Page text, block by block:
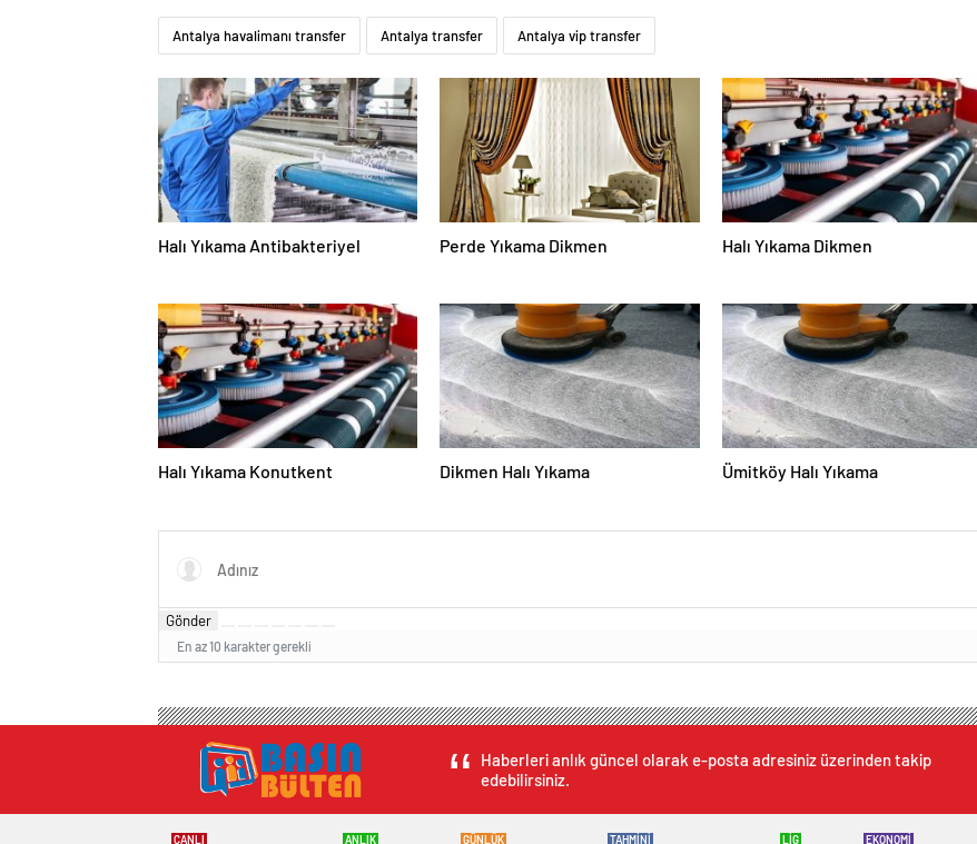
Antalya havalimanı transfer Antalya transfer Antalya vip transfer
Halı Yıkama Antibakteriyel Perde Yıkama Dikmen Halı Yıkama Dikmen
Halı Yıkama Konutkent Dikmen Halı Yıkama Ümitköy Halı Yıkama
Gönder
En az 10 karakter gerekli
Haberleri anlık güncel olarak e-posta adresiniz üzerinden takip
edebilirsiniz.
CANLI ANLIK GÜNLÜK TAHMİNİ LİG EKONOMİ